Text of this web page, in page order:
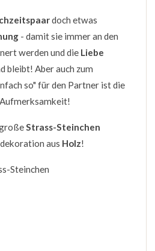
doch etwas
- damit sie immer an den
werden und die Liebe
bleibt! Aber auch zum
so" für den Partner ist die
Strass-Steinchen
aus Holz!
Steinchen